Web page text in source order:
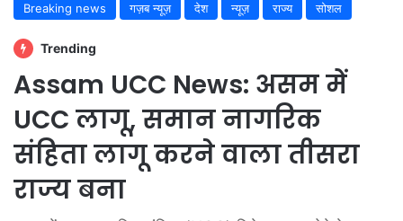
Breaking news गज़ब न्यूज़ देश न्यूज़ राज्य सोशल
Trending
Assam UCC News: असम में
UCC लागू, समान नागरिक
संहिता लागू करने वाला तीसरा
राज्य बना